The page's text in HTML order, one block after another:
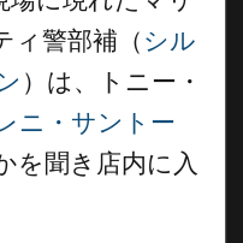
ィ警部補（ シル
）は、トニー・
ニ・サントー
を聞き店内に入